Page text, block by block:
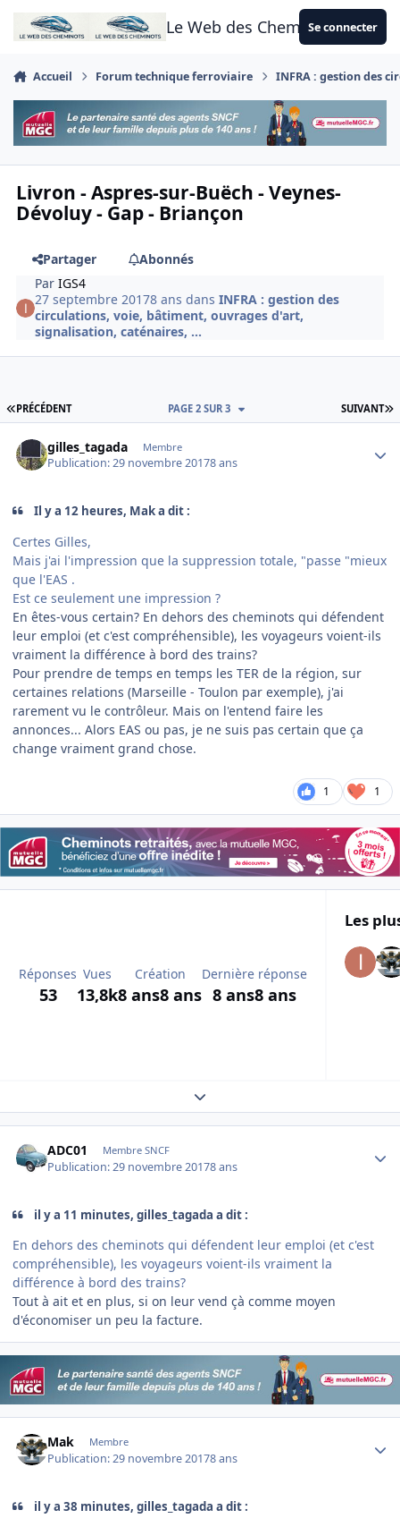
Aller au contenu
Le Web des CheminotsSe connecter
Accueil Forum technique ferroviaire INFRA : gestion des
Livron - Aspres-sur-Buëch - Veynes-
Dévoluy - Gap - Briançon
Partager
Abonnés
ParIGS4
27 septembre 20178 ans dansINFRA : gestion des
circulations, voie, bâtiment, ouvrages d'art,
signalisation, caténaires, ...
PREMIÈRE PAGE
PRÉCÉDENT SUIVANT
PAGE 2 SUR 3
gilles_tagada Membre
Publication:29 novembre 20178 ans
Il y a 12 heures, Mak a dit :
Certes Gilles,
Mais j'ai l'impression que la suppression totale, "passe "mieux
que l'EAS .
Est ce seulement une impression ?
En êtes-vous certain? En dehors des cheminots qui défendent
leur emploi (et c'est compréhensible), les voyageurs voient-ils
vraiment la différence à bord des trains?
Pour prendre de temps en temps les TER de la région, sur
certaines relations (Marseille - Toulon par exemple), j'ai
rarement vu le contrôleur. Mais on l'entend faire les
annonces... Alors EAS ou pas, je ne suis pas certain que ça
change vraiment grand chose.
1 1
Réponses
53
Vues
13,8k
Création
8 ans8 ans
Dernière réponse
8 ans8 ans
Les
Expand topic overview
ADC01 Membre SNCF
Publication:29 novembre 20178 ans
il y a 11 minutes, gilles_tagada a dit :
En dehors des cheminots qui défendent leur emploi (et c'est
compréhensible), les voyageurs voient-ils vraiment la
différence à bord des trains?
Tout à ait et en plus, si on leur vend çà comme moyen
d'économiser un peu la facture.
Mak Membre
Publication:29 novembre 20178 ans
il y a 38 minutes, gilles_tagada a dit :